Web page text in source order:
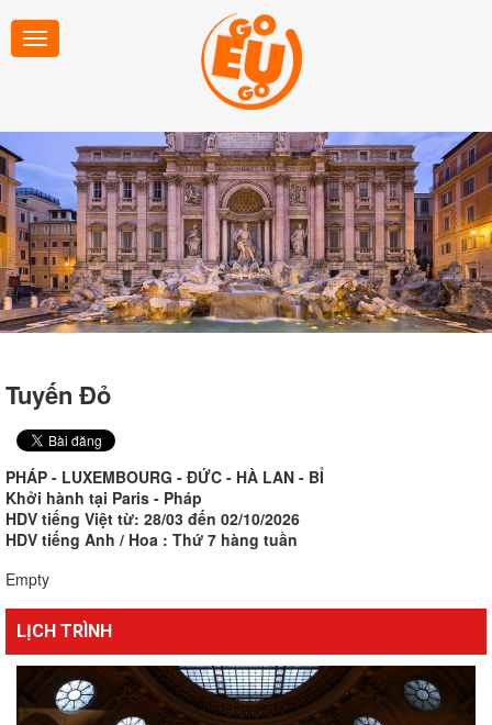
Tuyến Đỏ
PHÁP - LUXEMBOURG - ĐỨC - HÀ LAN - BỈ
Khởi hành tại Paris - Pháp
HDV tiếng Việt từ: 28/03 đến 02/10/2026
HDV tiếng Anh / Hoa : Thứ 7 hàng tuần
Empty
LỊCH TRÌNH